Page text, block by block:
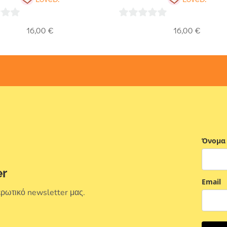
16,00 € 16,00 €
newsletter μας.
Όνομα
Email